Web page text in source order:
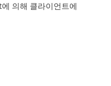
의해 클라이언트에